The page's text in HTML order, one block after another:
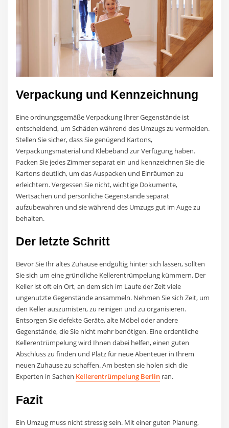
Verpackung und Kennzeichnung
Eine ordnungsgemäße Verpackung Ihrer Gegenstände ist
entscheidend, um Schäden während des Umzugs zu vermeiden.
Stellen Sie sicher, dass Sie genügend Kartons,
Verpackungsmaterial und Klebeband zur Verfügung haben.
Packen Sie jedes Zimmer separat ein und kennzeichnen Sie die
Kartons deutlich, um das Auspacken und Einräumen zu
erleichtern. Vergessen Sie nicht, wichtige Dokumente,
Wertsachen und persönliche Gegenstände separat
aufzubewahren und sie während des Umzugs gut im Auge zu
behalten.
Der letzte Schritt
Bevor Sie Ihr altes Zuhause endgültig hinter sich lassen, sollten
Sie sich um eine gründliche Kellerentrümpelung kümmern. Der
Keller ist oft ein Ort, an dem sich im Laufe der Zeit viele
ungenutzte Gegenstände ansammeln. Nehmen Sie sich Zeit, um
den Keller auszumisten, zu reinigen und zu organisieren.
Entsorgen Sie defekte Geräte, alte Möbel oder andere
Gegenstände, die Sie nicht mehr benötigen. Eine ordentliche
Kellerentrümpelung wird Ihnen dabei helfen, einen guten
Abschluss zu finden und Platz für neue Abenteuer in Ihrem
neuen Zuhause zu schaffen. Am besten sie holen sich die
Experten in Sachen Kellerentrümpelung Berlin ran.
Fazit
Ein Umzug muss nicht stressig sein. Mit einer guten Planung,